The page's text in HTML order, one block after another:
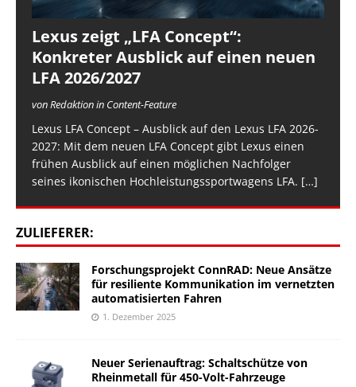
Lexus zeigt „LFA Concept“:
Konkreter Ausblick auf einen neuen
LFA 2026/2027
von Redaktion in Content-Feature
Lexus LFA Concept – Ausblick auf den Lexus LFA 2026-
2027: Mit dem neuen LFA Concept gibt Lexus einen
frühen Ausblick auf einen möglichen Nachfolger
seines ikonischen Hochleistungssportwagens LFA. […]
ZULIEFERER:
Forschungsprojekt ConnRAD: Neue Ansätze
für resiliente Kommunikation im vernetzten
automatisierten Fahren
1. Dezember 2025
Neuer Serienauftrag: Schaltschütze von
Rheinmetall für 450-Volt-Fahrzeuge